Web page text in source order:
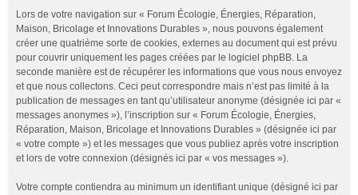
Lors de votre navigation sur « Forum Écologie, Énergies, Réparation,
Maison, Bricolage et Innovations Durables », nous pouvons également
créer une quatrième sorte de cookies, externes au document qui est prévu
pour couvrir uniquement les pages créées par le logiciel phpBB. La
seconde manière est de récupérer les informations que vous nous envoyez
et que nous collectons. Ceci peut correspondre mais n’est pas limité à la
publication de messages en tant qu’utilisateur anonyme (désignée ici par «
messages anonymes »), l’inscription sur « Forum Écologie, Énergies,
Réparation, Maison, Bricolage et Innovations Durables » (désignée ici par
« votre compte ») et les messages que vous publiez après votre inscription
et lors de votre connexion (désignés ici par « vos messages »).
Votre compte contiendra au minimum un identifiant unique (désigné ici par